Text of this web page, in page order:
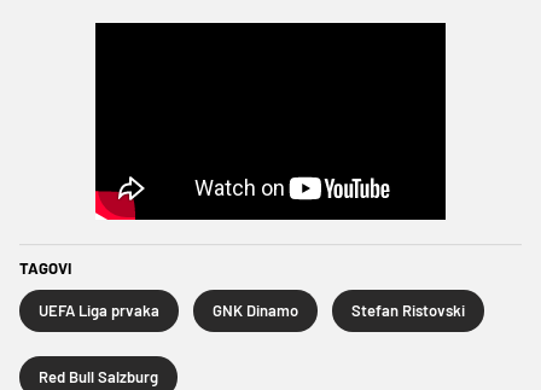
TAGOVI
UEFA Liga prvaka GNK Dinamo Stefan Ristovski
Red Bull Salzburg